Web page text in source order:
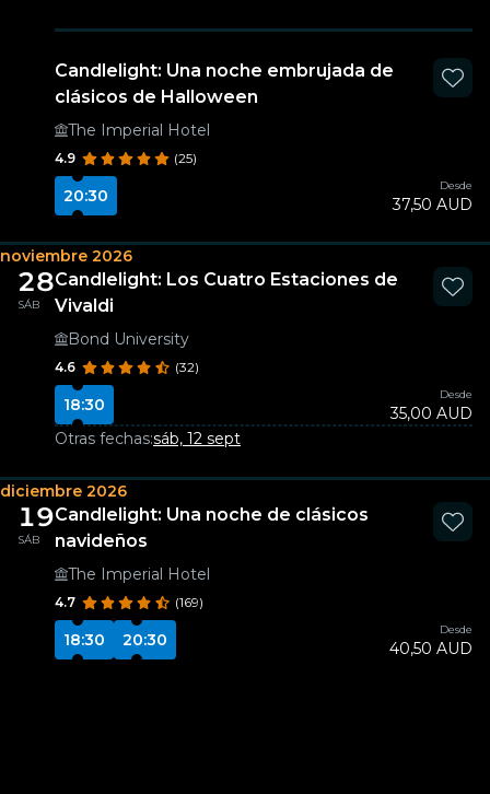
Candlelight: Una noche embrujada de
clásicos de Halloween
The Imperial Hotel
4.9 (25)
20:30
Desde
37,50 AUD
noviembre 2026
28
SÁB
Candlelight: Los Cuatro Estaciones de
Vivaldi
Bond University
4.6 (32)
18:30
Desde
35,00 AUD
Otras fechas:sáb, 12 sept
diciembre 2026
19
SÁB
Candlelight: Una noche de clásicos
navideños
The Imperial Hotel
4.7 (169)
18:30 20:30
Desde
40,50 AUD